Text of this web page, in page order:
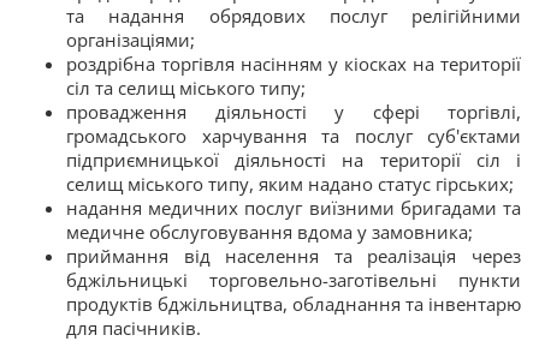
та надання обрядових послуг релігійними
організаціями;
роздрібна торгівля насінням у кіосках на території
сіл та селищ міського типу;
провадження діяльності у сфері торгівлі,
громадського харчування та послуг суб'єктами
підприємницької діяльності на території сіл і
селищ міського типу, яким надано статус гірських;
надання медичних послуг виїзними бригадами та
медичне обслуговування вдома у замовника;
приймання від населення та реалізація через
бджільницькі торговельно-заготівельні пункти
продуктів бджільництва, обладнання та інвентарю
для пасічників.